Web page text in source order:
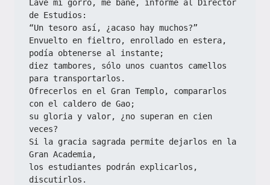
Lavé mi gorro, me bañé, informé al Director
de Estudios:
“Un tesoro así, ¿acaso hay muchos?”
Envuelto en fieltro, enrollado en estera,
podía obtenerse al instante;
diez tambores, sólo unos cuantos camellos
para transportarlos.
Ofrecerlos en el Gran Templo, compararlos
con el caldero de Gao;
su gloria y valor, ¿no superan en cien
veces?
Si la gracia sagrada permite dejarlos en la
Gran Academia,
los estudiantes podrán explicarlos,
discutirlos.